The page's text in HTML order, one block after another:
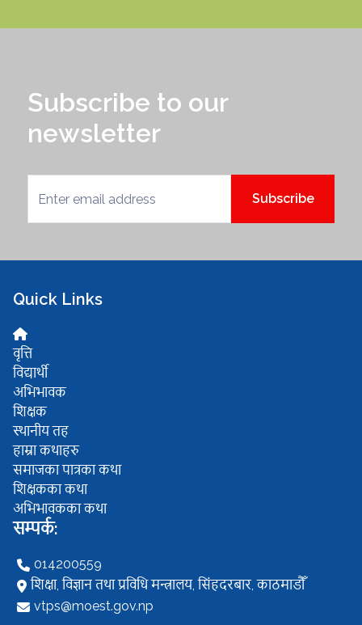
Subscribe to our
newsletter
Subscribe
Quick Links
वृत्ति
विद्यार्थी
अभिभावक
शिक्षक
स्थानीय तह
हाम्रा कथाहरु
समाजका पात्रका कथा
शिक्षकका कथा
अभिभावकका कथा
सम्पर्क:
014200559
शिक्षा, विज्ञान तथा प्रविधि मन्त्रालय, सिंहदरबार, काठमाडौँ
vtps@moest.gov.np